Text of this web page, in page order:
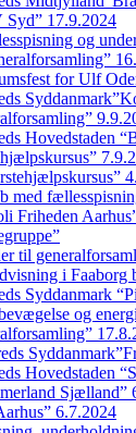
17.9.2024
og
for Ulf
Hovedstaden
med
Friheden
til
i Faaborg
Syddanmark
og
Hovedstaden
Sjælland”
6.7.2024